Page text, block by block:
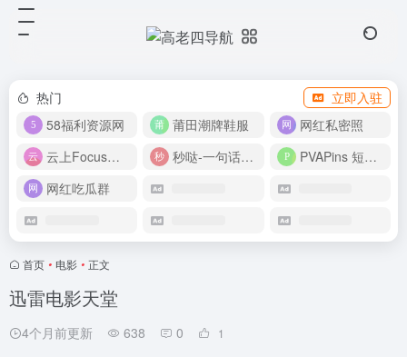
热门
立即入驻
58福利资源网
莆田潮牌鞋服
网红私密照
云上Focus接码平台
秒哒-一句话做应用
PVAPins 短信接码平台
网红吃瓜群
首页 • 电影 • 正文
迅雷电影天堂
4个月前更新 638 0 1